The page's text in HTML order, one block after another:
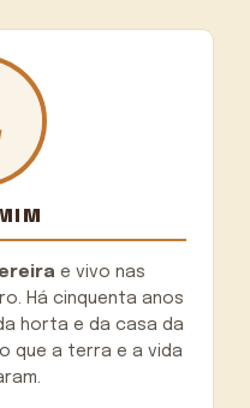
e vivo nas
Há cinquenta anos
horta e da casa da
que a terra e a vida